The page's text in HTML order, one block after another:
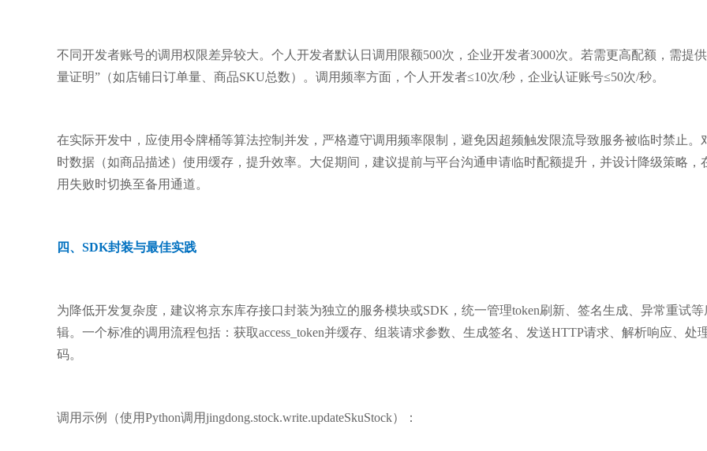
不同开发者账号的调用权限差异较大。个人开发者默认日调用限额500次，企业开发者3000次。若需更高配额，需提
量证明”（如店铺日订单量、商品SKU总数）。调用频率方面，个人开发者≤10次/秒，企业认证账号≤50次/秒。
在实际开发中，应使用令牌桶等算法控制并发，严格遵守调用频率限制，避免因超频触发限流导致服务被临时禁止。
时数据（如商品描述）使用缓存，提升效率。大促期间，建议提前与平台沟通申请临时配额提升，并设计降级策略，
用失败时切换至备用通道。
四、SDK封装与最佳实践
为降低开发复杂度，建议将京东库存接口封装为独立的服务模块或SDK，统一管理token刷新、签名生成、异常重试等
辑。一个标准的调用流程包括：获取access_token并缓存、组装请求参数、生成签名、发送HTTP请求、解析响应、处
码。
调用示例（使用Python调用jingdong.stock.write.updateSkuStock）：